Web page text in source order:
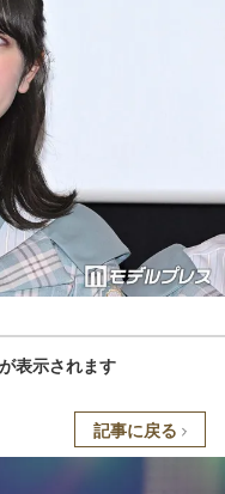
表示されます
記事に戻る